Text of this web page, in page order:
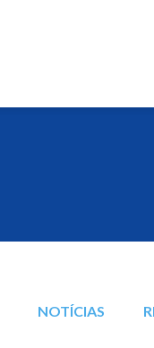
NOTÍCIAS